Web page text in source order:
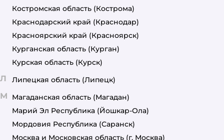
Костромская область (Кострома)
Краснодарский край (Краснодар)
Красноярский край (Красноярск)
Курганская область (Курган)
Курская область (Курск)
Л Липецкая область (Липецк)
М Магаданская область (Магадан)
Марий Эл Республика (Йошкар-Ола)
Мордовия Республика (Саранск)
Москва и Московская область (г. Москва)